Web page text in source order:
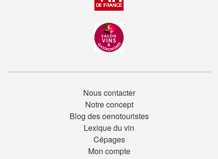
Nous contacter
Notre concept
Blog des oenotouristes
Lexique du vin
Cépages
Mon compte